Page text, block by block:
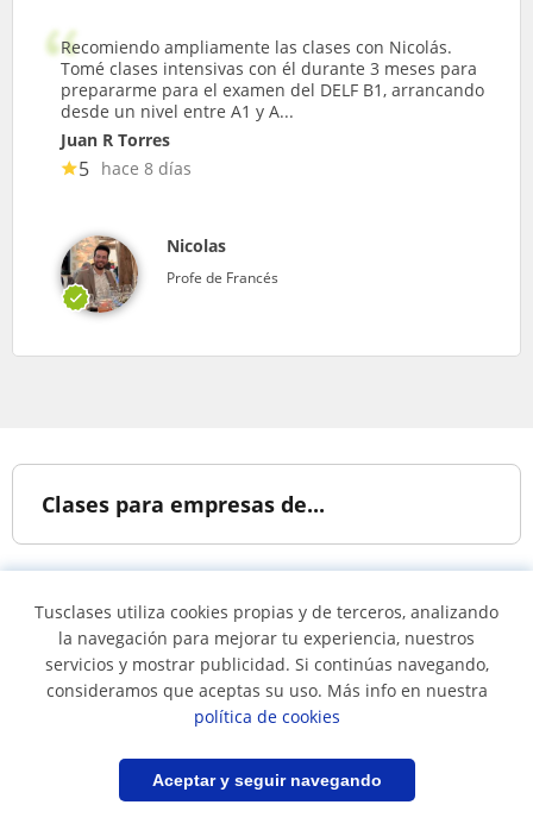
Guardar búsqueda
Recomiendo ampliamente las clases con Nicolás.
Tomé clases intensivas con él durante 3 meses para
prepararme para el examen del DELF B1, arrancando
desde un nivel entre A1 y A...
Juan R Torres
5 hace 8 días
Nicolas
Profe de Francés
Clases para empresas de...
Clases para empresas en...
Clases en Amazonas
Clases en Antioquia
Clases en Atlántico
Clases en Bogotá
Tusclases utiliza cookies propias y de terceros, analizando
la navegación para mejorar tu experiencia, nuestros
servicios y mostrar publicidad. Si continúas navegando,
consideramos que aceptas su uso. Más info en nuestra
política de cookies
Aceptar y seguir navegando